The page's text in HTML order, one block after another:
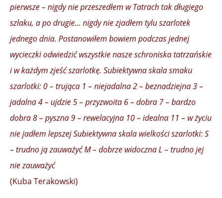
pierwsze – nigdy nie przeszedłem w Tatrach tak długiego
szlaku, a po drugie… nigdy nie zjadłem tylu szarlotek
jednego dnia. Postanowiłem bowiem podczas jednej
wycieczki odwiedzić wszystkie nasze schroniska tatrzańskie
i w każdym zjeść szarlotkę. Subiektywna skala smaku
szarlotki: 0 – trująca 1 – niejadalna 2 – beznadziejna 3 –
jadalna 4 – ujdzie 5 – przyzwoita 6 – dobra 7 – bardzo
dobra 8 – pyszna 9 – rewelacyjna 10 – idealna 11 – w życiu
nie jadłem lepszej Subiektywna skala wielkości szarlotki: S
– trudno ją zauważyć M – dobrze widoczna L – trudno jej
nie zauważyć
(Kuba Terakowski)